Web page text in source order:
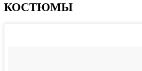
КОСТЮМЫ